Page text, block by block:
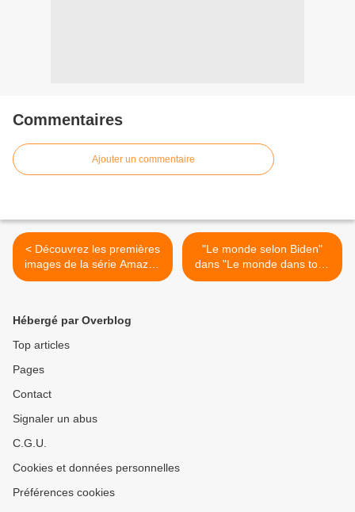
Commentaires
Ajouter un commentaire
< Découvrez les premières
images de la série Amazon
Original « The Wilds »
"Le monde selon Biden"
dans "Le monde dans tous
ses Etats" ce week-end sur
Hébergé par Overblog
Top articles
Pages
Contact
Signaler un abus
C.G.U.
Cookies et données personnelles
Préférences cookies